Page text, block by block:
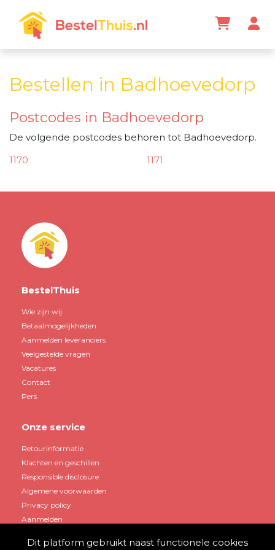
Bestellen in Badhoevedorp
Postcodes in Badhoevedorp
De volgende postcodes behoren tot Badhoevedorp.
1170
1171
BestelThuis
Wie zijn wij
Betaalmogelijkheden
Aanmelden leveranciers
Veelgestelde vragen
Vacatures
Contact
Pers
Onze service
Retourinformatie
Klachten en geschillen
Responsible disclosure
Algemene voorwaarden
Privacy policy
Aanmelden
Dit platform gebruikt naast functionele cookies